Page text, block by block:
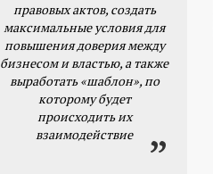
правовых актов, создать
максимальные условия для
повышения доверия между
бизнесом и властью, а также
выработать «шаблон», по
которому будет
происходить их
взаимодействие